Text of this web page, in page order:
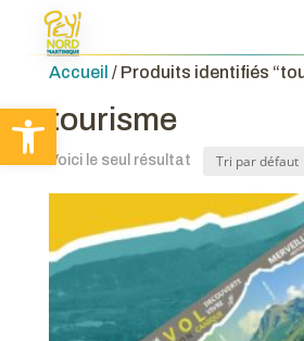
Ouvrir la barre
Accueil / Produits identifiés
tourisme
Voici le seul résultat